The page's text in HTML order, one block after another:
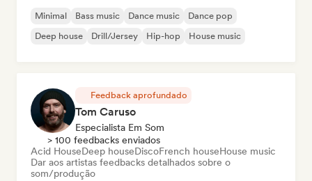
Minimal Bass music Dance music
Dance pop
Deep house
Drill/Jersey Hip-hop House music
Feedback aprofundado
Tom Caruso
Especialista Em Som
> 100 feedbacks enviados
Acid HouseDeep houseDiscoFrench houseHouse music
Dar aos artistas feedbacks detalhados sobre o
som/produção